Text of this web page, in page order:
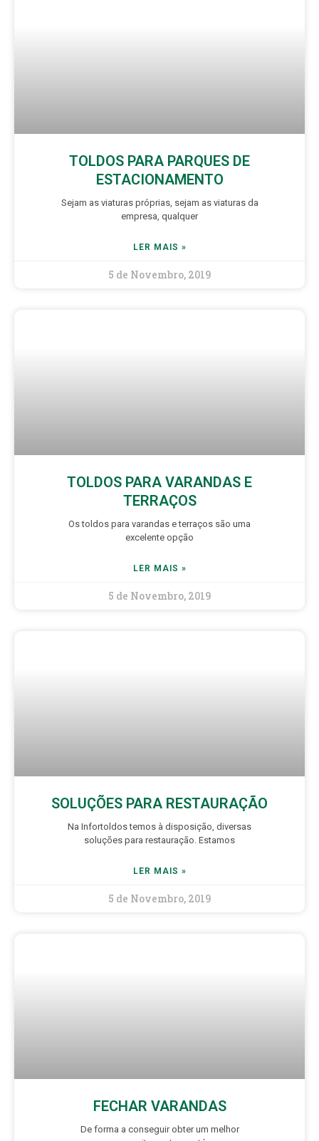
TOLDOS PARA PARQUES DE
ESTACIONAMENTO
Sejam as viaturas próprias, sejam as viaturas da
empresa, qualquer
LER MAIS »
5 de Novembro, 2019
TOLDOS PARA VARANDAS E
TERRAÇOS
Os toldos para varandas e terraços são uma
excelente opção
LER MAIS »
5 de Novembro, 2019
SOLUÇÕES PARA RESTAURAÇÃO
Na Infortoldos temos à disposição, diversas
soluções para restauração. Estamos
LER MAIS »
5 de Novembro, 2019
FECHAR VARANDAS
De forma a conseguir obter um melhor